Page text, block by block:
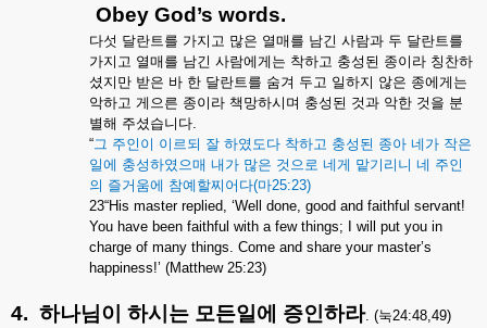
Obey God’s words.
다섯 달란트를 가지고 많은 열매를 남긴 사람과 두 달란트를
가지고 열매를 남긴 사람에게는 착하고 충성된 종이라 칭찬하
셨지만 받은 바 한 달란트를 숨겨 두고 일하지 않은 종에게는
악하고 게으른 종이라 책망하시며 충성된 것과 악한 것을 분
별해 주셨습니다.
“그 주인이 이르되 잘 하였도다 착하고 충성된 종아 네가 작은
일에 충성하였으매 내가 많은 것으로 네게 맡기리니 네 주인
의 즐거움에 참예할찌어다(마25:23)
23“His master replied, ‘Well done, good and faithful servant!
You have been faithful with a few things; I will put you in
charge of many things. Come and share your master’s
happiness!’ (Matthew 25:23)
4. 하나님이 하시는 모든일에 증인하라. (눅24:48,49)